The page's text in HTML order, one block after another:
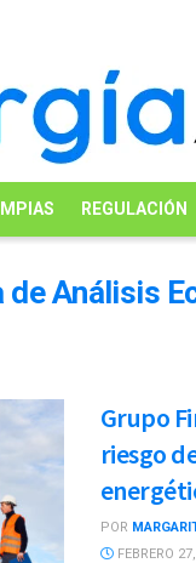
REGULACIÓN
Análisis
Grupo
riesgo
POR
FEBRERO